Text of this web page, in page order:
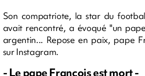
Son compatriote, la star du
avait rencontré, a évoqué "un
argentin... Repose en paix, pape
sur Instagram.
- Le pape François est mort -